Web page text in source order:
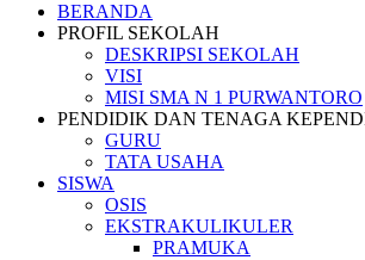
BERANDA
PROFIL SEKOLAH
DESKRIPSI SEKOLAH
VISI
MISI SMA N 1 PURWANTORO
PENDIDIK DAN TENAGA
GURU
TATA USAHA
SISWA
OSIS
EKSTRAKULIKULER
PRAMUKA